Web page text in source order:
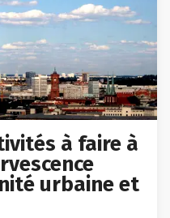
à faire à
urbaine et